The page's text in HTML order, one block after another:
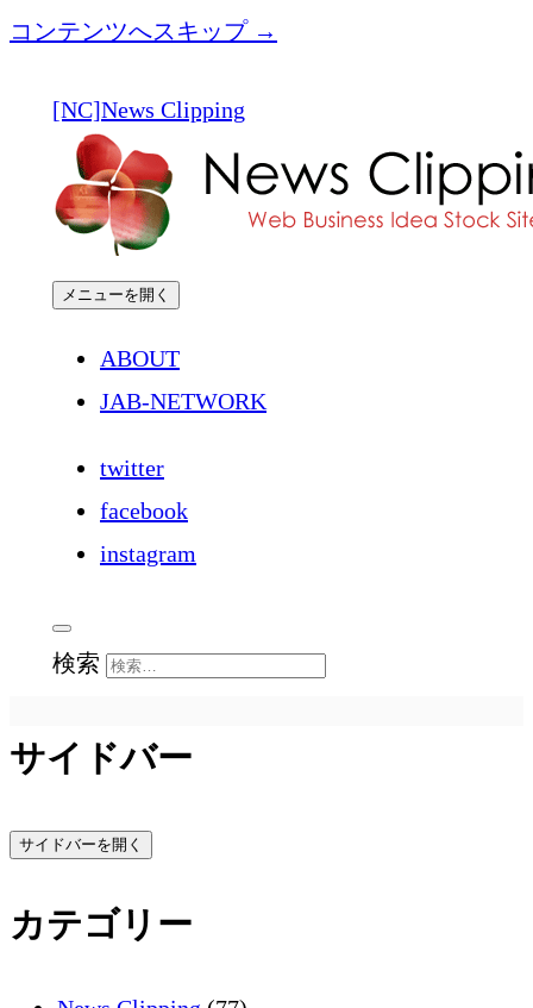
コンテンツへスキップ →
[NC]News Clipping
メニューを開く
ABOUT
JAB-NETWORK
twitter
facebook
instagram
検索
サイドバー
サイドバーを開く
カテゴリー